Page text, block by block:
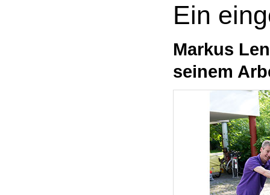
Ein
Markus
seinem